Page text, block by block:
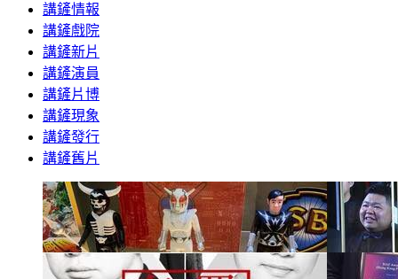
講鏟情報
講鏟戲院
講鏟新片
講鏟演員
講鏟片博
講鏟現象
講鏟發行
講鏟舊片